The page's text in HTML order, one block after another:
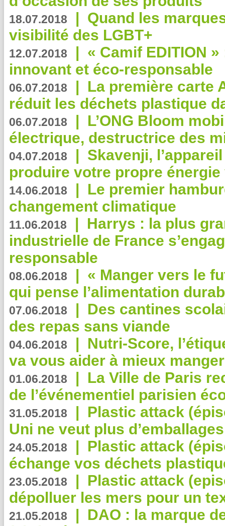
18.07.2018 | Quand les
visibilité des LGBT+
12.07.2018 | « Camif EDITION
innovant et éco-responsable
06.07.2018 | La première carte
réduit les déchets plastique
06.07.2018 | L’ONG Bloom
électrique, destructrice des
04.07.2018 | Skavenji,
produire votre propre
14.06.2018 | Le premier
changement climatique
11.06.2018 | Harrys : la plus
industrielle de France
responsable
08.06.2018 | « Manger vers le
qui pense l’alimentation
07.06.2018 | Des cantines
des repas sans viande
04.06.2018 | Nutri-Score,
va vous aider à mieux
01.06.2018 | La Ville de Paris
de l’événementiel parisien
31.05.2018 | Plastic attack
Uni ne veut plus
24.05.2018 | Plastic attack
échange vos déchets
23.05.2018 | Plastic attack
dépolluer les mers pour un
21.05.2018 | DAO : la marque